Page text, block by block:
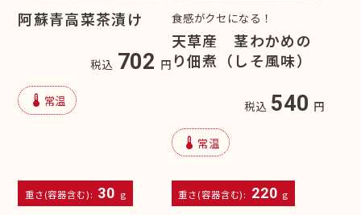
阿蘇青高菜茶漬け
税込 702 円
device_thermostat 常温
重さ(容器含む): 30 g
食感がクセになる！
天草産 茎わかめの
り佃煮（しそ風味）
税込 540 円
device_thermostat 常温
重さ(容器含む): 220 g